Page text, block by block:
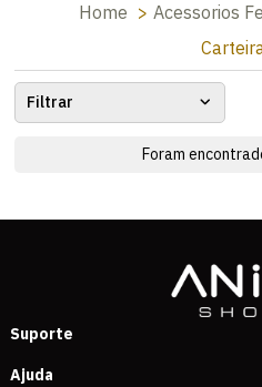
Home Acessorios
Filtrar
Foram
Suporte
Ajuda